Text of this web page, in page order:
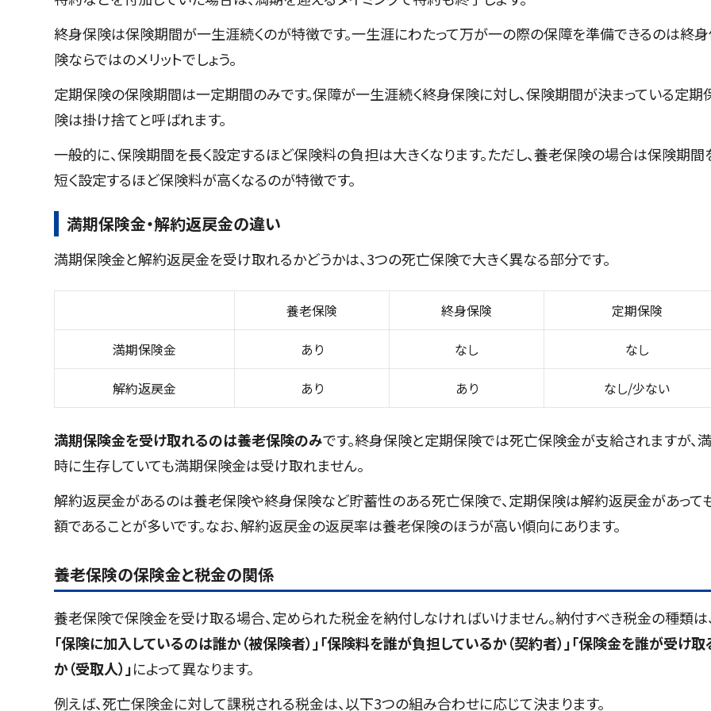
終身保険は保険期間が一生涯続くのが特徴です。一生涯にわたって万が一の際の保障を準備できるのは終
険ならではのメリットでしょう。
定期保険の保険期間は一定期間のみです。保障が一生涯続く終身保険に対し、保険期間が決まっている定期
険は掛け捨てと呼ばれます。
一般的に、保険期間を長く設定するほど保険料の負担は大きくなります。ただし、養老保険の場合は保険期間
短く設定するほど保険料が高くなるのが特徴です。
満期保険金・解約返戻金の違い
満期保険金と解約返戻金を受け取れるかどうかは、3つの死亡保険で大きく異なる部分です。
養老保険 終身保険 定期保険
満期保険金 あり なし なし
解約返戻金 あり あり なし/少ない
満期保険金を受け取れるのは養老保険のみです。終身保険と定期保険では死亡保険金が支給されますが、
時に生存していても満期保険金は受け取れません。
解約返戻金があるのは養老保険や終身保険など貯蓄性のある死亡保険で、定期保険は解約返戻金があって
額であることが多いです。なお、解約返戻金の返戻率は養老保険のほうが高い傾向にあります。
養老保険の保険金と税金の関係
養老保険で保険金を受け取る場合、定められた税金を納付しなければいけません。納付すべき税金の種類は
「保険に加入しているのは誰か（被保険者）」「保険料を誰が負担しているか（契約者）」「保険金を誰が受け取
か（受取人）」によって異なります。
例えば、死亡保険金に対して課税される税金は、以下3つの組み合わせに応じて決まります。